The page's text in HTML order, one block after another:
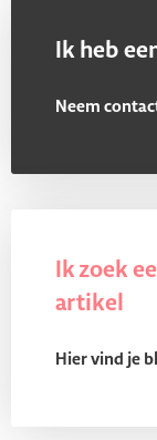
Ik heb
Neem
Ik zoek
artikel
Hier vind je